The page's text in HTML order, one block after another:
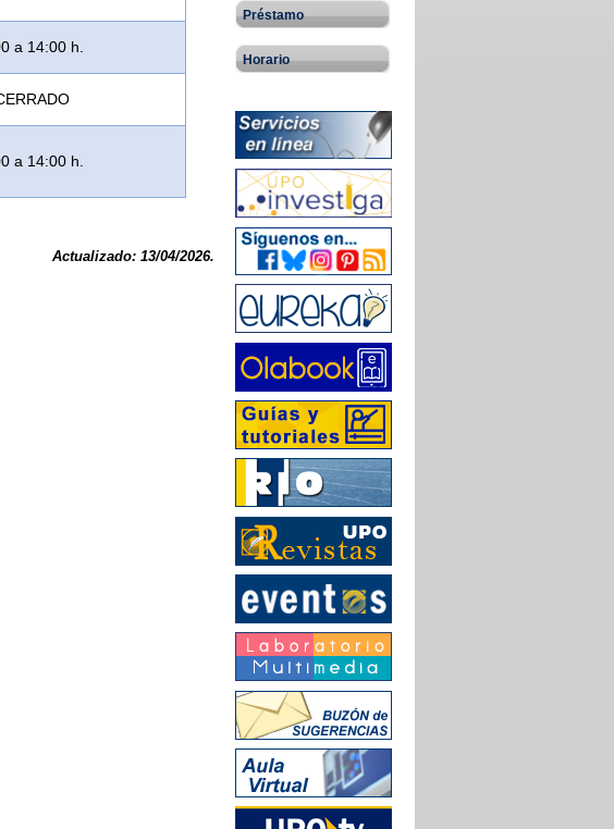
a 14:00 h.
a 14:00 h.
Actualizado: 13/04/2026.
Préstamo
Horario